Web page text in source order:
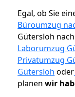
Egal, ob Sie
Büroumzug
Gütersloh
Laborumzug
Privatumzug
Gütersloh oder
planen wir